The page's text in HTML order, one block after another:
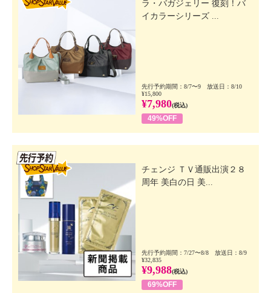
ラ・バガジェリー 復刻！バ
イカラーシリーズ ...
先行予約期間：8/7〜9 放送日：8/10
¥15,800
¥7,980(税込)
49%OFF
チェンジ ＴＶ通販出演２８
周年 美白の日 美...
先行予約期間：7/27〜8/8 放送日：8/9
¥32,835
¥9,988(税込)
69%OFF